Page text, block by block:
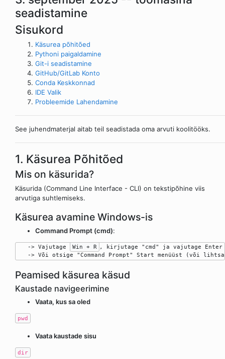
seadistamine
Sisukord
Käsurea põhitõed
Pythoni paigaldamine
Git-i seadistamine
GitHub/GitLab Konto
Conda Keskkonnad
IDE Valik
Probleemide Lahendamine
See juhendmaterjal aitab teil seadistada oma arvuti koolitööks.
1. Käsurea Põhitõed
Mis on käsurida?
Käsurida (Command Line Interface - CLI) on tekstipõhine viis
arvutiga suhtlemiseks.
Käsurea avamine Windows-is
Command Prompt (cmd):
   -> Vajutage
Win + R , kirjutage "cmd" ja vajutage Enter
Peamised käsurea käsud
Kaustade navigeerimine
Vaata, kus sa oled
pwd
Vaata kaustade sisu
dir